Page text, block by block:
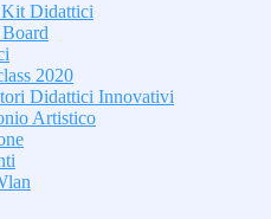
Didattici
2020
Didattici Innovativi
Artistico